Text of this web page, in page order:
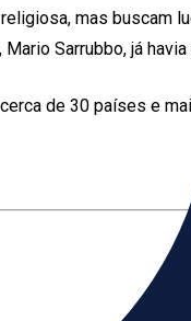
mas
Sarrubbo, já
de 30 países e